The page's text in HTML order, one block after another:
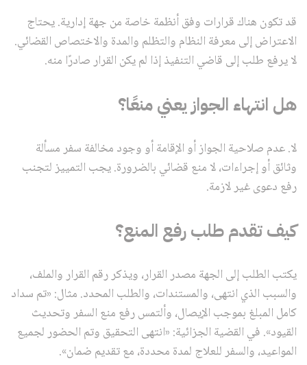
قد تكون هناك قرارات وفق أنظمة خاصة من جهة إدارية. يحتاج
الاعتراض إلى معرفة النظام والتظلم والمدة والاختصاص القضائي.
لا يرفع طلب إلى قاضي التنفيذ إذا لم يكن القرار صادرًا منه.
هل انتهاء الجواز يعني منعًا؟
لا. عدم صلاحية الجواز أو الإقامة أو وجود مخالفة سفر مسألة
وثائق أو إجراءات، لا منع قضائي بالضرورة. يجب التمييز لتجنب
رفع دعوى غير لازمة.
كيف تقدم طلب رفع المنع؟
يكتب الطلب إلى الجهة مصدر القرار، ويذكر رقم القرار والملف،
والسبب الذي انتهى، والمستندات، والطلب المحدد. مثال: «تم سداد
كامل المبلغ بموجب الإيصال، وألتمس رفع منع السفر وتحديث
القيود». في القضية الجزائية: «انتهى التحقيق وتم الحضور لجميع
المواعيد، والسفر للعلاج لمدة محددة، مع تقديم ضمان».